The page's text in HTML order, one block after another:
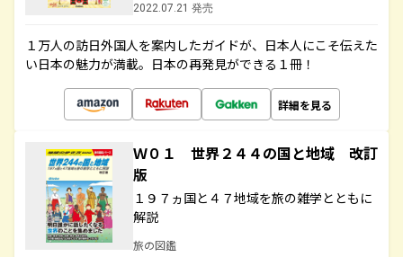
2022.07.21 発売
１万人の訪日外国人を案内したガイドが、日本人にこそ伝えた
い日本の魅力が満載。日本の再発見ができる１冊！
詳細を見る
Ｗ０１ 世界２４４の国と地域 改訂
版
１９７ヵ国と４７地域を旅の雑学とともに
解説
旅の図鑑